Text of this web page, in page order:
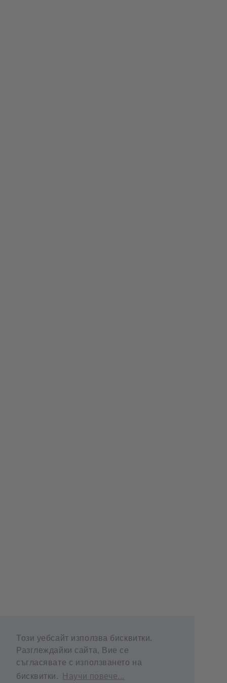
Този уебсайт използва бисквитки.
Разглеждайки сайта, Вие се
съгласявате с използването на
бисквитки.
Научи повече...